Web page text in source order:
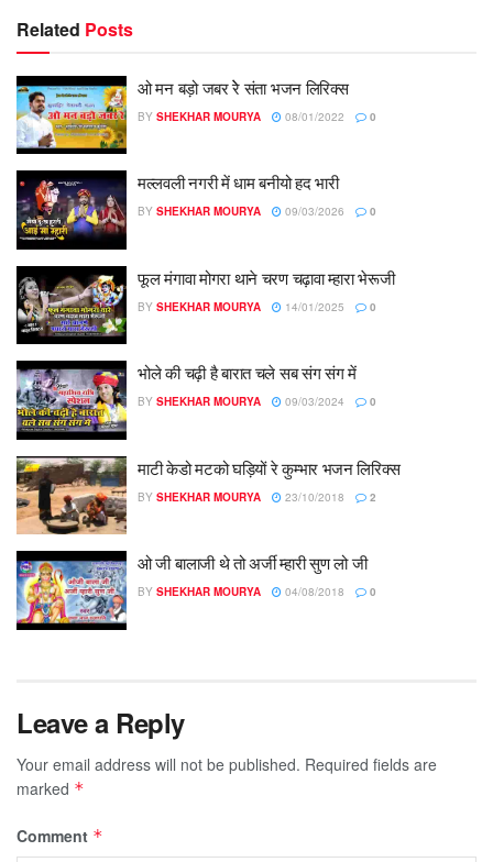
Related Posts
ओ मन बड़ो जबर रेे संता भजन लिरिक्स
BY SHEKHAR MOURYA 08/01/2022 0
मल्लवली नगरी में धाम बनीयो हद भारी
BY SHEKHAR MOURYA 09/03/2026 0
फूल मंगावा मोगरा थाने चरण चढ़ावा म्हारा भेरूजी
BY SHEKHAR MOURYA 14/01/2025 0
भोले की चढ़ी है बारात चले सब संग संग में
BY SHEKHAR MOURYA 09/03/2024 0
माटी केडो मटको घड़ियों रे कुम्भार भजन लिरिक्स
BY SHEKHAR MOURYA 23/10/2018 2
ओ जी बालाजी थे तो अर्जी म्हारी सुण लो जी
BY SHEKHAR MOURYA 04/08/2018 0
Leave a Reply
Your email address will not be published. Required fields are
marked *
Comment *